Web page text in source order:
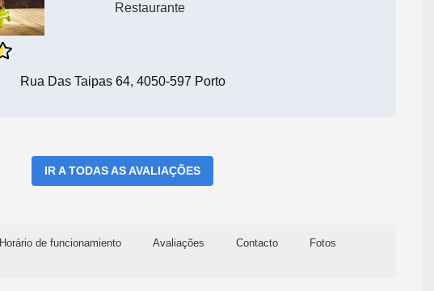
Restaurante
Rua Das Taipas 64, 4050-597 Porto
IR A TODAS AS AVALIAÇÕES
Horário de funcionamiento Avaliações Contacto Fotos